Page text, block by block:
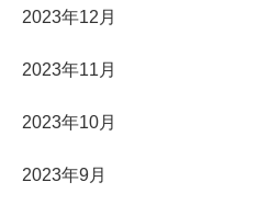
2023年12月
2023年11月
2023年10月
2023年9月